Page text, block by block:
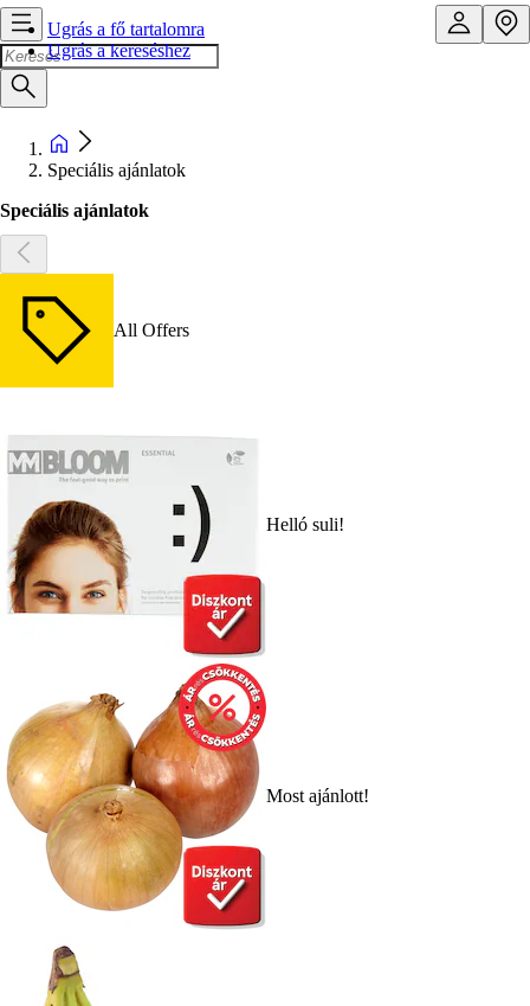
Ugrás a fő tartalomra
Ugrás a kereséshez
Speciális ajánlatok
Speciális ajánlatok
All Offers
Helló suli!
Most ajánlott!